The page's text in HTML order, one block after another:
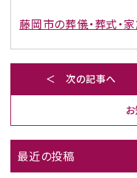
藤岡市の葬儀・葬式・
＜ 次の記事へ
最近の投稿